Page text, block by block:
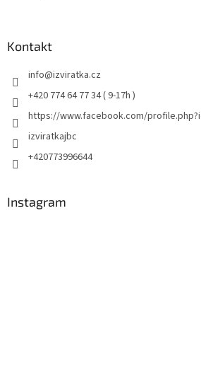
Kontakt
info@izviratka.cz
+420 774 64 77 34 ( 9-17h )
https://www.facebook.com/
izviratkajbc
+420773996644
Instagram